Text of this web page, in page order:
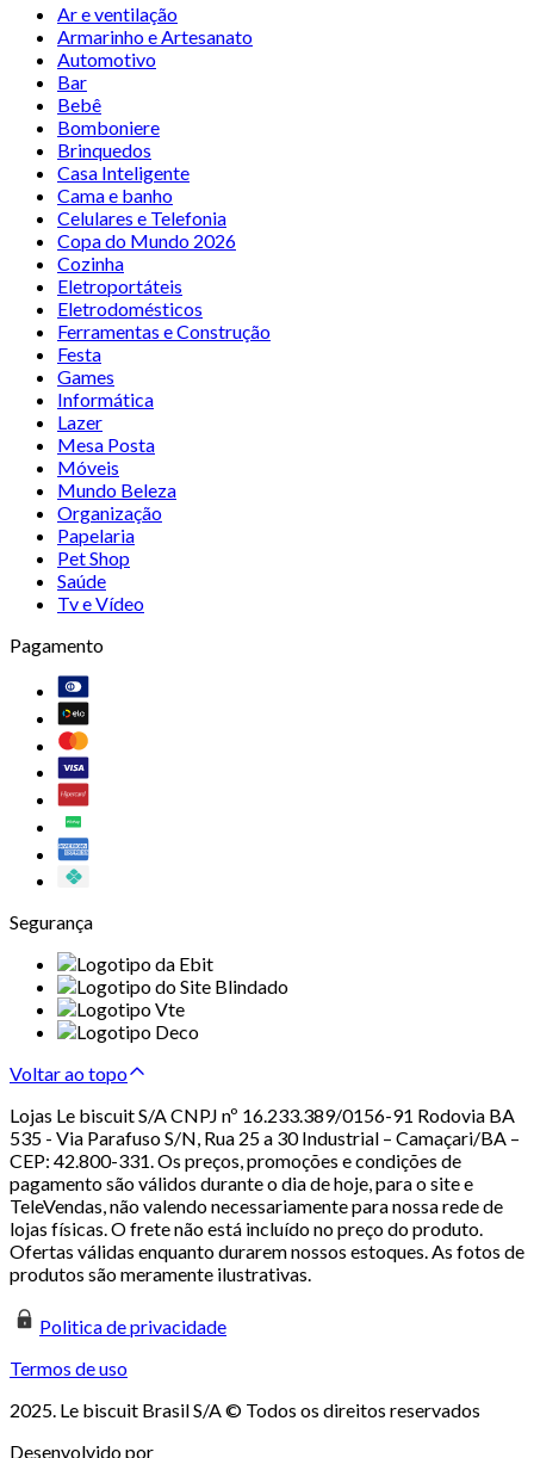
Ar e ventilação
Armarinho e Artesanato
Automotivo
Bar
Bebê
Bomboniere
Brinquedos
Casa Inteligente
Cama e banho
Celulares e Telefonia
Copa do Mundo 2026
Cozinha
Eletroportáteis
Eletrodomésticos
Ferramentas e Construção
Festa
Games
Informática
Lazer
Mesa Posta
Móveis
Mundo Beleza
Organização
Papelaria
Pet Shop
Saúde
Tv e Vídeo
Pagamento
Segurança
Voltar ao topo
Lojas Le biscuit S/A CNPJ nº 16.233.389/0156-91 Rodovia BA
535 - Via Parafuso S/N, Rua 25 a 30 Industrial – Camaçari/BA –
CEP: 42.800-331. Os preços, promoções e condições de
pagamento são válidos durante o dia de hoje, para o site e
TeleVendas, não valendo necessariamente para nossa rede de
lojas físicas. O frete não está incluído no preço do produto.
Ofertas válidas enquanto durarem nossos estoques. As fotos de
produtos são meramente ilustrativas.
Politica de privacidade
Termos de uso
2025. Le biscuit Brasil S/A © Todos os direitos reservados
Desenvolvido por